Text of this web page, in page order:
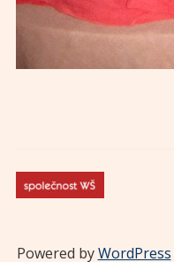
Powered byWordPress